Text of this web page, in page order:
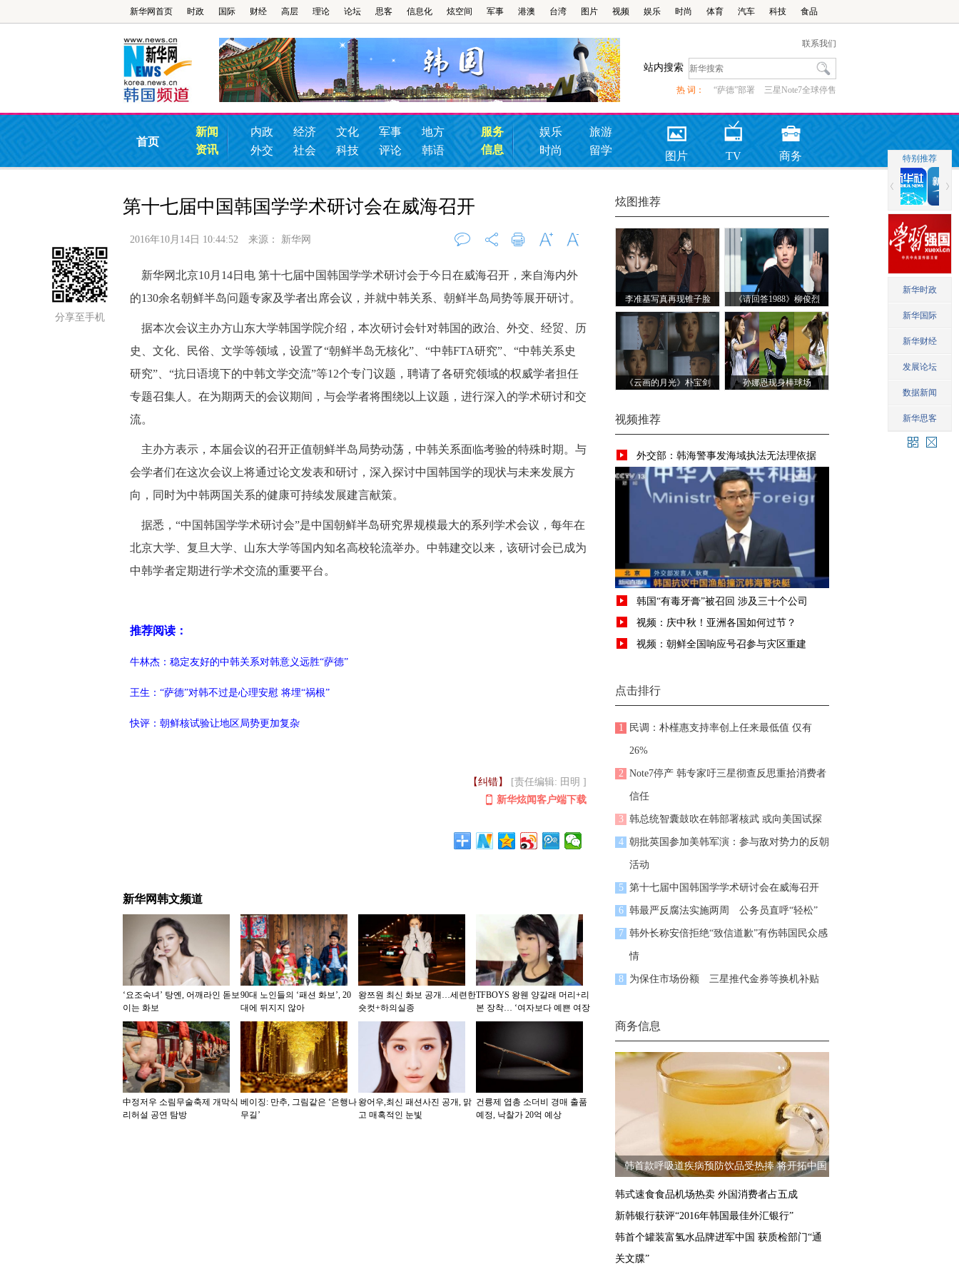
新华网首页 时政 国际 财经 高层 理论 论坛 思客 信息化 炫空间 军事 港澳 台湾 图片 视频 娱乐 时尚 体育 汽车 科技 食品
联系我们
站内搜索
热 词： “萨德”部署 三星Note7全球停售
首页
新闻
资讯
内政 经济 文化 军事
地方
外交
社会 科技 评论 韩语
服务
信息
娱乐
旅游
时尚
留学 图片 TV 商务
分享至手机
炫图推荐
李准基写真再现锥子脸
《请回答1988》柳俊烈
现身机场
《云画的月光》朴宝剑
孙娜恩现身棒球场
视频推荐
外交部：韩海警事发海域执法无法理依据
韩国“有毒牙膏”被召回 涉及三十个公司
视频：庆中秋！亚洲各国如何过节？
视频：朝鲜全国响应号召参与灾区重建
点击排行
1 民调：朴槿惠支持率创上任来最低值 仅有
26%
2 Note7停产 韩专家吁三星彻查反思重拾消费者
信任
3 韩总统智囊鼓吹在韩部署核武 或向美国试探
4 朝批英国参加美韩军演：参与敌对势力的反朝
活动
5 第十七届中国韩国学学术研讨会在威海召开
6 韩最严反腐法实施两周 公务员直呼“轻松”
7 韩外长称安倍拒绝“致信道歉”有伤韩国民众感
情
8 为保住市场份额 三星推代金券等换机补贴
商务信息
韩首款呼吸道疾病预防饮品受热捧 将开拓中国
市场
韩式速食食品机场热卖 外国消费者占五成
新韩银行获评“2016年韩国最佳外汇银行”
韩首个罐装富氢水品牌进军中国 获质检部门“通
关文牒”
第十七届中国韩国学学术研讨会在威海召开
2016年10月14日 10:44:52 来源： 新华网
评论 0 打印 字大 字小
新华网北京10月14日电 第十七届中国韩国学学术研讨会于今日在威海召开，来自海内外
的130余名朝鲜半岛问题专家及学者出席会议，并就中韩关系、朝鲜半岛局势等展开研讨。
据本次会议主办方山东大学韩国学院介绍，本次研讨会针对韩国的政治、外交、经贸、历
史、文化、民俗、文学等领域，设置了“朝鲜半岛无核化”、“中韩FTA研究”、“中韩关系史
研究”、“抗日语境下的中韩文学交流”等12个专门议题，聘请了各研究领域的权威学者担任
专题召集人。在为期两天的会议期间，与会学者将围绕以上议题，进行深入的学术研讨和交
流。
主办方表示，本届会议的召开正值朝鲜半岛局势动荡，中韩关系面临考验的特殊时期。与
会学者们在这次会议上将通过论文发表和研讨，深入探讨中国韩国学的现状与未来发展方
向，同时为中韩两国关系的健康可持续发展建言献策。
据悉，“中国韩国学学术研讨会”是中国朝鲜半岛研究界规模最大的系列学术会议，每年在
北京大学、复旦大学、山东大学等国内知名高校轮流举办。中韩建交以来，该研讨会已成为
中韩学者定期进行学术交流的重要平台。
推荐阅读：
牛林杰：稳定友好的中韩关系对韩意义远胜“萨德”
王生：“萨德”对韩不过是心理安慰 将埋“祸根”
快评：朝鲜核试验让地区局势更加复杂
【纠错】
[责任编辑: 田明 ]
新华炫闻客户端下载
新华网韩文频道
‘요조숙녀’ 탕옌, 어깨라인 돋보
이는 화보
90대 노인들의 ‘패션 화보’, 20
대에 뒤지지 않아
왕쯔원 최신 화보 공개…세련한
숏컷+하의실종
TFBOYS 왕웬 양갈래 머리+리
본 장착… ‘여자보다 예쁜 여장
미모’
中정저우 소림무술축제 개막식
리허설 공연 탐방
베이징: 만추, 그림같은 ‘은행나
무길’
왕어우,최신 패션사진 공개, 맑
고 매혹적인 눈빛
건륭제 엽총 소더비 경매 출품
예정, 낙찰가 20억 예상